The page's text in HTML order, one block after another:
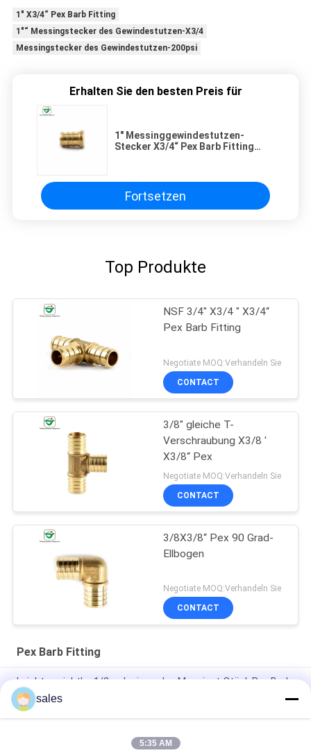
1" X3/4“ Pex Barb Fitting
1"“ Messingstecker des Gewindestutzen-X3/4
Messingstecker des Gewindestutzen-200psi
Erhalten Sie den besten Preis für
1" Messinggewindestutzen-
Stecker X3/4“ Pex Barb Fitting
Fortsetzen
Top Produkte
NSF 3/4" X3/4 " X3/4“
Pex Barb Fitting
Negotiate MOQ:Verhandeln Sie
CONTACT
3/8" gleiche T-
Verschraubung X3/8 '
X3/8“ Pex
Negotiate MOQ:Verhandeln Sie
CONTACT
3/8X3/8“ Pex 90 Grad-
Ellbogen
Negotiate MOQ:Verhandeln Sie
CONTACT
Pex Barb Fitting
Leichtgewichtler 1/2 reduzierendes Messingt-Stück Pex Barb
Fitting ' ×1/2 " X3/4“
KEIN lötendes Kupfer 3/8"“ Fitting des Reduziernippel-X3/8
ISO9001 1"“ Kupfer-männlicher Adapter Pex Barb Fitting
sales
5:35 AM